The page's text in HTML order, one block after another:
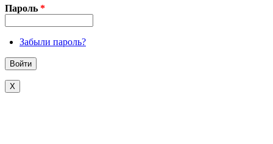
X
Пароль *
Забыли пароль?
X